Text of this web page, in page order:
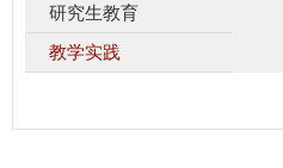
研究生教育
教学实践